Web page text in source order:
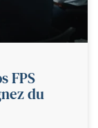
FPS
du